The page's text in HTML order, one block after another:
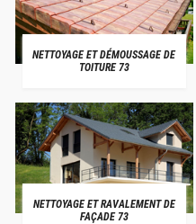
NETTOYAGE ET DÉMOUSSAGE DE
TOITURE 73
NETTOYAGE ET RAVALEMENT DE
FAÇADE 73